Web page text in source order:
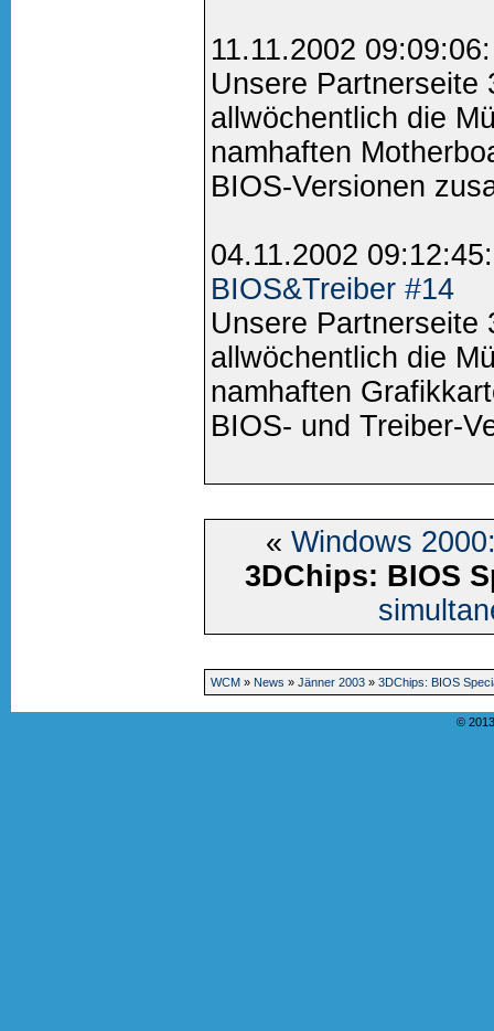
11.11.2002
Unsere Partnerseite
allwöchentlich die
namhaften
BIOS-Versionen
04.11.2002
BIOS&Treiber #14
Unsere Partnerseite
allwöchentlich die
namhaften
BIOS- und Treiber-
«Windows
3DChips: BIOS
WCM » News » Jänner 2003» 3DChips: BIOS
©